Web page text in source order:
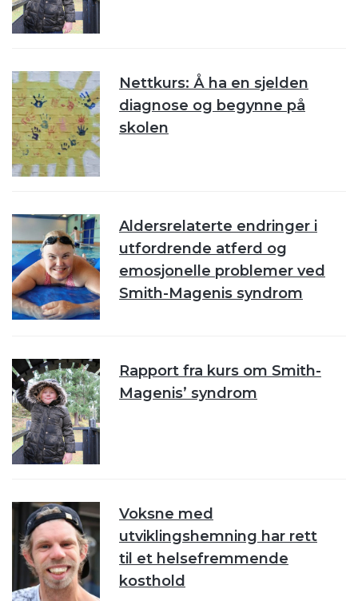
Nettkurs: Å ha en sjelden
diagnose og begynne på
skolen
Aldersrelaterte endringer i
utfordrende atferd og
emosjonelle problemer ved
Smith-Magenis syndrom
Rapport fra kurs om Smith-
Magenis’ syndrom
Voksne med
utviklingshemning har rett
til et helsefremmende
kosthold